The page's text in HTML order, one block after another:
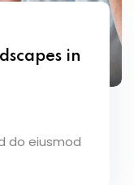
in
do eiusmod